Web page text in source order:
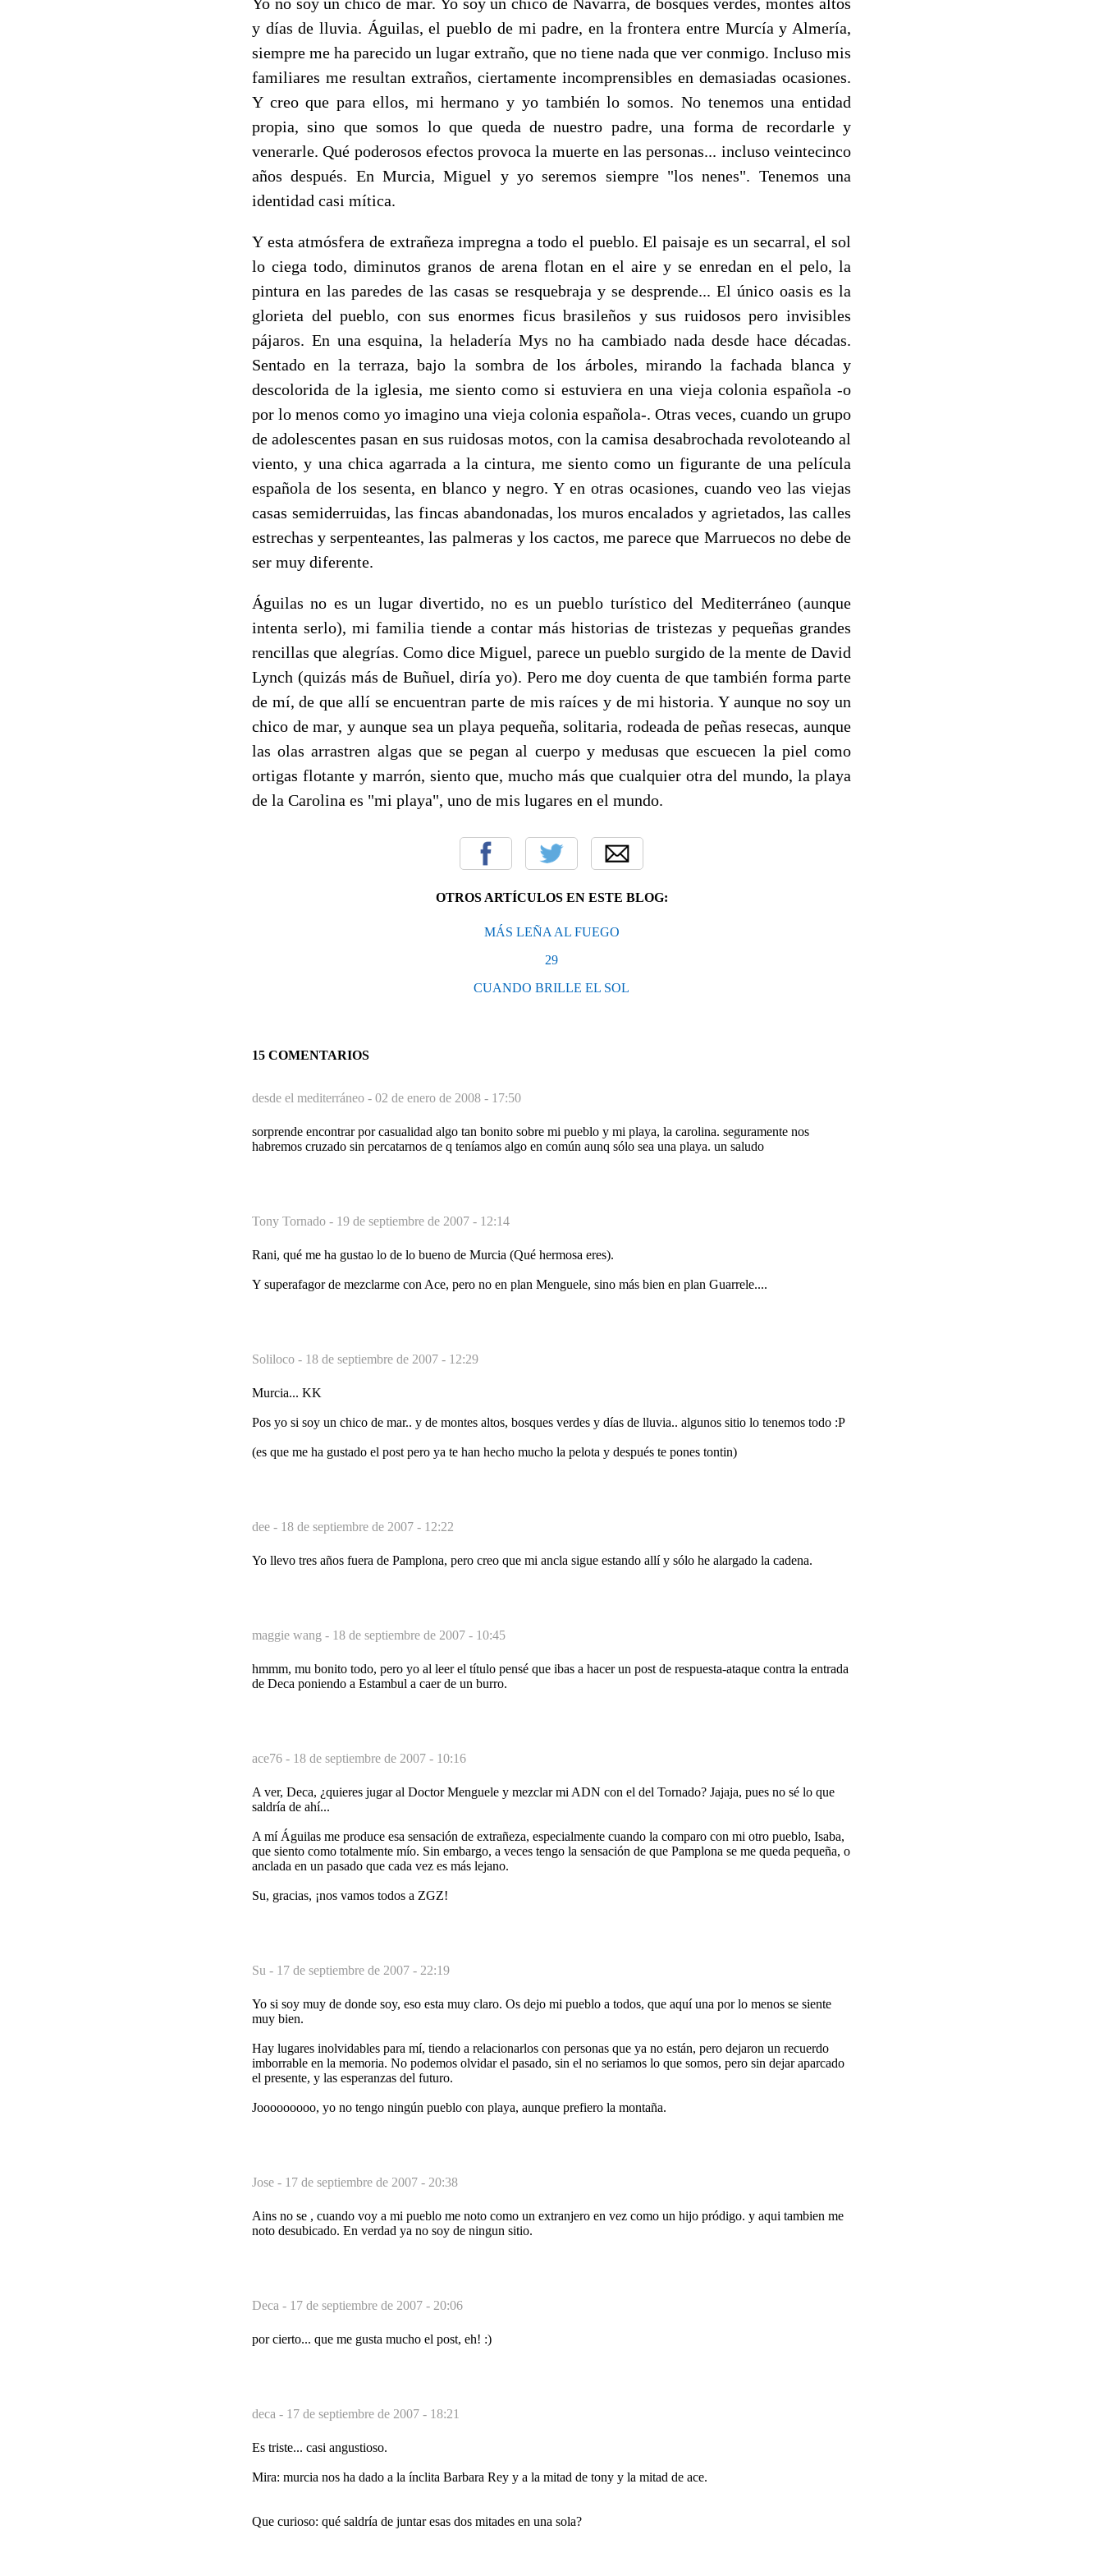
y días de lluvia. Águilas, el pueblo de mi padre, en la frontera entre Murcía y Almería,
siempre me ha parecido un lugar extraño, que no tiene nada que ver conmigo. Incluso mis
familiares me resultan extraños, ciertamente incomprensibles en demasiadas ocasiones.
Y creo que para ellos, mi hermano y yo también lo somos. No tenemos una entidad
propia, sino que somos lo que queda de nuestro padre, una forma de recordarle y
venerarle. Qué poderosos efectos provoca la muerte en las personas... incluso veintecinco
años después. En Murcia, Miguel y yo seremos siempre "los nenes". Tenemos una
identidad casi mítica.
Y esta atmósfera de extrañeza impregna a todo el pueblo. El paisaje es un secarral, el sol
lo ciega todo, diminutos granos de arena flotan en el aire y se enredan en el pelo, la
pintura en las paredes de las casas se resquebraja y se desprende... El único oasis es la
glorieta del pueblo, con sus enormes ficus brasileños y sus ruidosos pero invisibles
pájaros. En una esquina, la heladería Mys no ha cambiado nada desde hace décadas.
Sentado en la terraza, bajo la sombra de los árboles, mirando la fachada blanca y
descolorida de la iglesia, me siento como si estuviera en una vieja colonia española -o
por lo menos como yo imagino una vieja colonia española-. Otras veces, cuando un grupo
de adolescentes pasan en sus ruidosas motos, con la camisa desabrochada revoloteando al
viento, y una chica agarrada a la cintura, me siento como un figurante de una película
española de los sesenta, en blanco y negro. Y en otras ocasiones, cuando veo las viejas
casas semiderruidas, las fincas abandonadas, los muros encalados y agrietados, las calles
estrechas y serpenteantes, las palmeras y los cactos, me parece que Marruecos no debe de
ser muy diferente.
Águilas no es un lugar divertido, no es un pueblo turístico del Mediterráneo (aunque
intenta serlo), mi familia tiende a contar más historias de tristezas y pequeñas grandes
rencillas que alegrías. Como dice Miguel, parece un pueblo surgido de la mente de David
Lynch (quizás más de Buñuel, diría yo). Pero me doy cuenta de que también forma parte
de mí, de que allí se encuentran parte de mis raíces y de mi historia. Y aunque no soy un
chico de mar, y aunque sea un playa pequeña, solitaria, rodeada de peñas resecas, aunque
las olas arrastren algas que se pegan al cuerpo y medusas que escuecen la piel como
ortigas flotante y marrón, siento que, mucho más que cualquier otra del mundo, la playa
de la Carolina es "mi playa", uno de mis lugares en el mundo.
OTROS ARTÍCULOS EN ESTE BLOG:
MÁS LEÑA AL FUEGO
29
CUANDO BRILLE EL SOL
15 COMENTARIOS
desde el mediterráneo - 02 de enero de 2008 - 17:50
sorprende encontrar por casualidad algo tan bonito sobre mi pueblo y mi playa, la carolina. seguramente nos
habremos cruzado sin percatarnos de q teníamos algo en común aunq sólo sea una playa. un saludo
Tony Tornado - 19 de septiembre de 2007 - 12:14
Rani, qué me ha gustao lo de lo bueno de Murcia (Qué hermosa eres).
Y superafagor de mezclarme con Ace, pero no en plan Menguele, sino más bien en plan Guarrele....
Soliloco - 18 de septiembre de 2007 - 12:29
Murcia... KK
Pos yo si soy un chico de mar.. y de montes altos, bosques verdes y días de lluvia.. algunos sitio lo tenemos todo :P
(es que me ha gustado el post pero ya te han hecho mucho la pelota y después te pones tontin)
dee - 18 de septiembre de 2007 - 12:22
Yo llevo tres años fuera de Pamplona, pero creo que mi ancla sigue estando allí y sólo he alargado la cadena.
maggie wang - 18 de septiembre de 2007 - 10:45
hmmm, mu bonito todo, pero yo al leer el título pensé que ibas a hacer un post de respuesta-ataque contra la entrada
de Deca poniendo a Estambul a caer de un burro.
ace76 - 18 de septiembre de 2007 - 10:16
A ver, Deca, ¿quieres jugar al Doctor Menguele y mezclar mi ADN con el del Tornado? Jajaja, pues no sé lo que
saldría de ahí...
A mí Águilas me produce esa sensación de extrañeza, especialmente cuando la comparo con mi otro pueblo, Isaba,
que siento como totalmente mío. Sin embargo, a veces tengo la sensación de que Pamplona se me queda pequeña, o
anclada en un pasado que cada vez es más lejano.
Su, gracias, ¡nos vamos todos a ZGZ!
Su - 17 de septiembre de 2007 - 22:19
Yo si soy muy de donde soy, eso esta muy claro. Os dejo mi pueblo a todos, que aquí una por lo menos se siente
muy bien.
Hay lugares inolvidables para mí, tiendo a relacionarlos con personas que ya no están, pero dejaron un recuerdo
imborrable en la memoria. No podemos olvidar el pasado, sin el no seriamos lo que somos, pero sin dejar aparcado
el presente, y las esperanzas del futuro.
Jooooooooo, yo no tengo ningún pueblo con playa, aunque prefiero la montaña.
Jose - 17 de septiembre de 2007 - 20:38
Ains no se , cuando voy a mi pueblo me noto como un extranjero en vez como un hijo pródigo. y aqui tambien me
noto desubicado. En verdad ya no soy de ningun sitio.
Deca - 17 de septiembre de 2007 - 20:06
por cierto... que me gusta mucho el post, eh! :)
deca - 17 de septiembre de 2007 - 18:21
Es triste... casi angustioso.
Mira: murcia nos ha dado a la ínclita Barbara Rey y a la mitad de tony y la mitad de ace.
Que curioso: qué saldría de juntar esas dos mitades en una sola?